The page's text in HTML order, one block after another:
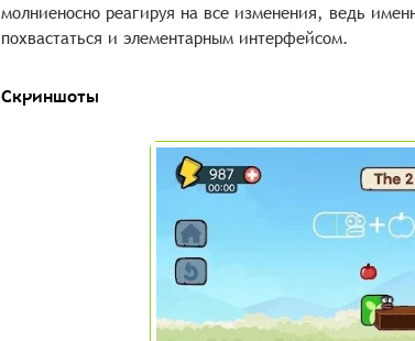
молниеносно реагируя на все изменения, ведь
похвастаться и элементарным интерфейсом.
Скриншоты